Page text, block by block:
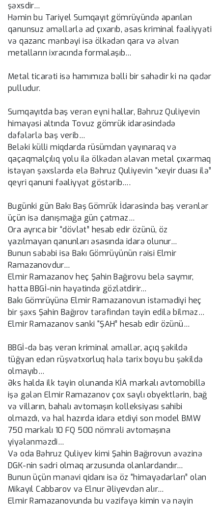
şəxsdir…
Həmin bu Tariyel Sumqayıt gömrüyündə aparılan
qanunsuz əməllərlə ad çıxarıb, əsas kriminal fəaliyyəti
və qazanc mənbəyi isə ölkədən qara və əlvan
metalların ixracında formalaşıb…
Metal ticarəti isə hamımıza bəlli bir sahədir ki nə qədər
pulludur.
Sumqayıtda baş verən eyni hallar, Bəhruz Quliyevin
himayəsi altında Tovuz gömrük idarəsindədə
dəfələrlə baş verib…
Beləki külli miqdarda rüsümdan yayınaraq və
qaçaqmalçılıq yolu ilə ölkədən əlavan metal çıxarmaq
istəyən şəxslərdə elə Bəhruz Quliyevin “xeyir duası ilə”
qeyri qanuni fəaliyyət göstərib….
Bugünki gün Bakı Baş Gömrük İdarəsində baş verənlər
üçün isə danışmağa gün çatmaz…
Ora ayrıca bir “dövlət” hesab edir özünü, öz
yazılmayan qanunları əsasında idarə olunur…
Bunun səbəbi isə Bakı Gömrüyünün rəisi Elmir
Ramazanovdur…
Elmir Ramazanov heç Şahin Bağırovu belə saymır,
hətta BBGİ-nin həyətində gözlətdirir…
Bakı Gömrüyünə Elmir Ramazanovun istəmədiyi heç
bir şəxs Şahin Bağırov tərəfindən təyin edilə bilməz…
Elmir Ramazanov sanki “ŞAH” hesab edir özünü…
BBGİ-də baş verən kriminal əməllər, açıq şəkildə
tüğyan edən rüşvətxorluq hələ tarix boyu bu şəkildə
olmayıb…
Əks halda ilk təyin olunanda KİA markalı avtomobillə
işə gələn Elmir Ramazanov çox saylı obyektlərin, bağ
və vilların, bahalı avtomaşın kolleksiyası sahibi
olmazdı, və hal hazırda idarə etdiyi son model BMW
750 markalı 10 FQ 500 nömrəli avtomaşına
yiyələnməzdi…
Və oda Bəhruz Quliyev kimi Şahin Bağırovun əvəzinə
DGK-nin sədri olmaq arzusunda olanlardandır…
Bunun üçün mənəvi qidanı isə öz “himayədarları” olan
Mikayıl Cabbarov və Elnur Əliyevdən alır…
Elmir Ramazanovunda bu vəzifəyə kimin və nəyin